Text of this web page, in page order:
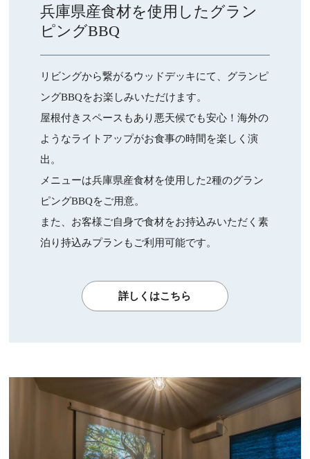
兵庫県産食材を使用したグラン
ピングBBQ
リビングから繋がるウッドデッキにて、グランピ
ングBBQをお楽しみいただけます。
屋根付きスペースもあり悪天候でも安心！海外の
ようなライトアップがお食事の時間を楽しく演
出。
メニューは兵庫県産食材を使用した2種のグラン
ピングBBQをご用意。
また、お客様ご自身で食材をお持込みいただく素
泊り持込みプランもご利用可能です。
詳しくはこちら